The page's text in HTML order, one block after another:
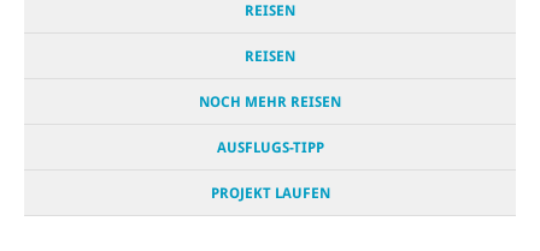
REISEN
REISEN
NOCH MEHR REISEN
AUSFLUGS-TIPP
PROJEKT LAUFEN